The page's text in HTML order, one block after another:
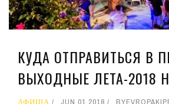
КУДА ОТПРАВИТЬСЯ В
ВЫХОДНЫЕ ЛЕТА-2018